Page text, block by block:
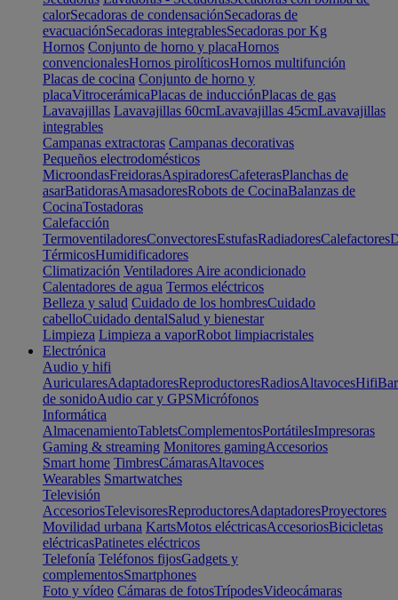
calorSecadoras de condensaciónSecadoras de
evacuaciónSecadoras integrablesSecadoras por Kg
Hornos Conjunto de horno y placaHornos
convencionalesHornos pirolíticosHornos multifunción
Placas de cocina Conjunto de horno y
placaVitrocerámicaPlacas de inducciónPlacas de gas
Lavavajillas Lavavajillas 60cmLavavajillas 45cmLavavajillas
integrables
Campanas extractoras Campanas decorativas
Pequeños electrodomésticos
MicroondasFreidorasAspiradoresCafeterasPlanchas de
asarBatidorasAmasadoresRobots de CocinaBalanzas de
CocinaTostadoras
Calefacción
TermoventiladoresConvectoresEstufasRadiadoresCalefactores
TérmicosHumidificadores
Climatización Ventiladores Aire acondicionado
Calentadores de agua Termos eléctricos
Belleza y salud Cuidado de los hombresCuidado
cabelloCuidado dentalSalud y bienestar
Limpieza Limpieza a vaporRobot limpiacristales
Electrónica
Audio y hifi
AuricularesAdaptadoresReproductoresRadiosAltavocesHifi
de sonidoAudio car y GPSMicrófonos
Informática
AlmacenamientoTabletsComplementosPortátilesImpresoras
Gaming & streaming Monitores gamingAccesorios
Smart home TimbresCámarasAltavoces
Wearables Smartwatches
Televisión
AccesoriosTelevisoresReproductoresAdaptadoresProyectores
Movilidad urbana KartsMotos eléctricasAccesoriosBicicletas
eléctricasPatinetes eléctricos
Telefonía Teléfonos fijosGadgets y
complementosSmartphones
Foto y vídeo Cámaras de fotosTrípodesVideocámaras